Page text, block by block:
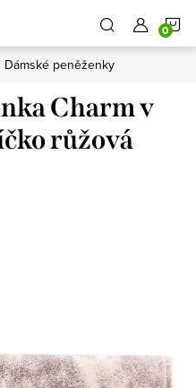
Dámské peněženky
Charm v
růžová